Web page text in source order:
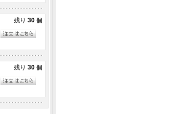
残り 30個
残り 30個